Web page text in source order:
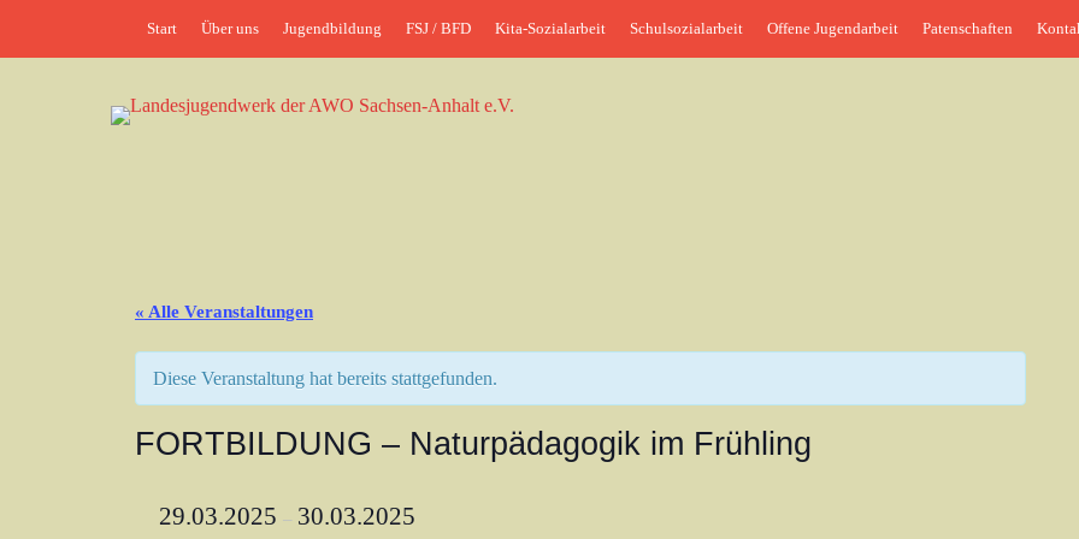
Header-Menü
Start Über uns Jugendbildung FSJ / BFD Kita-Sozialarbeit Schulsozialarbeit Offene Jugendarbeit Patenschaften
Landesjugendwerk der AWO Sachsen-
jung•politisch•kreativ
« Alle Veranstaltungen
Diese Veranstaltung hat bereits stattgefunden.
FORTBILDUNG – Naturpädagogik im Frühling
29.03.2025 – 30.03.2025